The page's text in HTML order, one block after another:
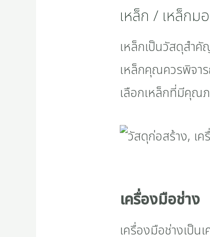
เหล็ก / เหล็กม
เหล็กเป็นวัสดุสำ
เหล็กคุณควรพิจา
เลือกเหล็กที่มีคุณ
เครื่องมือช่าง
เครื่องมือช่างเป็น